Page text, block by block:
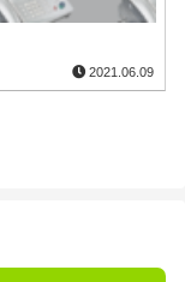
2021.06.09